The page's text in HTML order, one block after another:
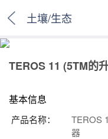
土壤/生态
TEROS 11 (5TM的
基本信息
产品名称：
TEROS
器